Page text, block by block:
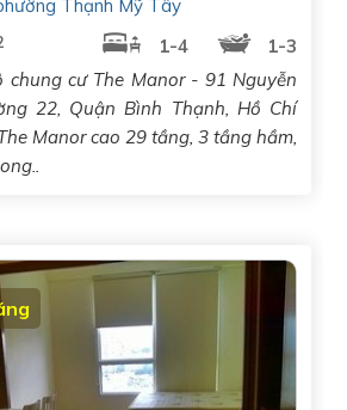
Thạnh Mỹ Tây
1-4
1-3
chung cư The Manor - 91 Nguyễn
22, Quận Bình Thạnh, Hồ Chí
Manor cao 29 tầng, 3 tầng hầm,